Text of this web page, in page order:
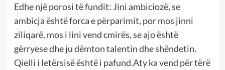
Edhe një porosi të fundit: Jini ambiciozë, se
ambicja është forca e përparimit, por mos jinni
ziliqarë, mos i lini vend cmirës, se ajo është
gërryese dhe ju dëmton talentin dhe shëndetin.
Qielli i letërsisë është i pafund.Aty ka vend për tërë